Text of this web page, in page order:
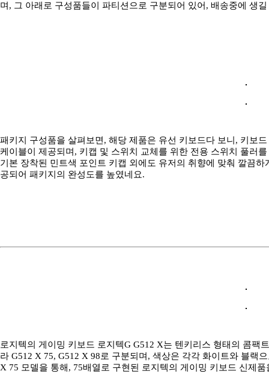
며, 그 아래로 구성품들이 파티션으로 구분되어 있어, 배송중에 생
패키지 구성품을 살펴보면, 해당 제품은 유선 키보드다 보니, 키보
케이블이 제공되며, 키캡 및 스위치 교체를 위한 전용 스위치 풀러
기본 장착된 민트색 포인트 키캡 외에도 유저의 취향에 맞춰 깔끔
공되어 패키지의 완성도를 높였네요.
로지텍의 게이밍 키보드 로지텍G G512 X는 텐키리스 형태의 콤팩
라 G512 X 75, G512 X 98로 구분되며, 색상은 각각 화이트와 블랙
X 75 모델을 통해, 75배열로 구현된 로지텍의 게이밍 키보드 신제